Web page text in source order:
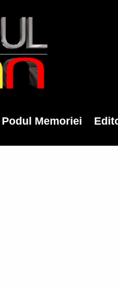
Podul Memoriei